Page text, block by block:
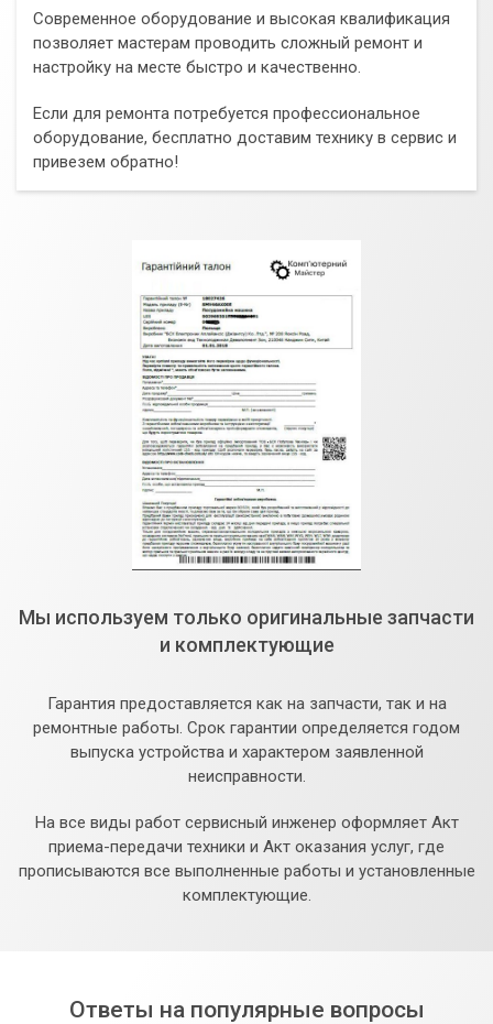
Современное оборудование и высокая квалификация
позволяет мастерам проводить сложный ремонт и
настройку на месте быстро и качественно.
Если для ремонта потребуется профессиональное
оборудование, бесплатно доставим технику в сервис и
привезем обратно!
Мы используем только оригинальные запчасти
и комплектующие
Гарантия предоставляется как на запчасти, так и на
ремонтные работы. Срок гарантии определяется годом
выпуска устройства и характером заявленной
неисправности.
На все виды работ сервисный инженер оформляет Акт
приема-передачи техники и Акт оказания услуг, где
прописываются все выполненные работы и установленные
комплектующие.
Ответы на популярные вопросы